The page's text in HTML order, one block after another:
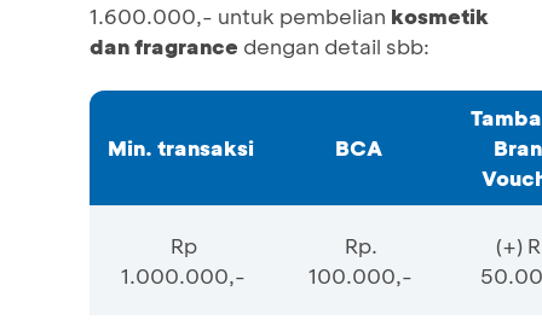
1.600.000,- untuk pembelian kosmetik
dan fragrance dengan detail sbb:
Min. transaksi BCA
Rp
1.000.000,-
Rp.
100.000,-
(+)